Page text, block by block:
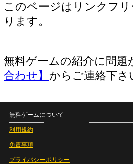
このページはリンクフ
ります。
無料ゲームの紹介に問
合わせ】 からご連絡下さ
無料ゲームについて
利用規約
免責事項
プライバシーポリシー